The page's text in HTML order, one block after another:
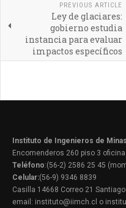
PREVIOUS ARTICLE
Ley de glaciares:
gobierno estudia
instancia para evaluar
impactos específicos
Instituto de Ingenieros de
Encomenderos 260 piso 3
Teléfono:(56-2) 2586 25 45
Celular:(56-9) 9346 8839
Casilla 14668 Correo 21 Santiago
email: instituto@iimch.cl o